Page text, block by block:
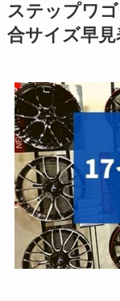
ステップワ
合サイズ早見